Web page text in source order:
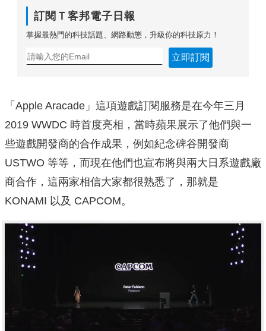
訂閱Ｔ客邦電子日報
掌握最熱門的科技話題、網路動態，升級你的科技原力！
立即訂閱
「Apple Aracade」這項遊戲訂閱服務是在今年三月
2019 WWDC 時首度亮相，當時蘋果展示了他們與一
些遊戲開發商的合作成果，例如紀念碑谷開發商
USTWO 等等，而現在他們也宣布將與兩大日系遊戲廠
商合作，這兩家相信大家都很熟悉了，那就是
KONAMI 以及 CAPCOM。